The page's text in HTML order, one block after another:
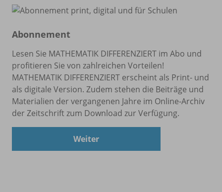
Abonnement
Lesen Sie MATHEMATIK DIFFERENZIERT im Abo und
profitieren Sie von zahlreichen Vorteilen!
MATHEMATIK DIFFERENZIERT erscheint als Print- und
als digitale Version. Zudem stehen die Beiträge und
Materialien der vergangenen Jahre im Online-Archiv
der Zeitschrift zum Download zur Verfügung.
Weiter